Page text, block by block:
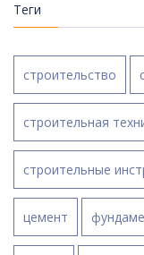
Теги
строительство
строительная
строительные
цемент